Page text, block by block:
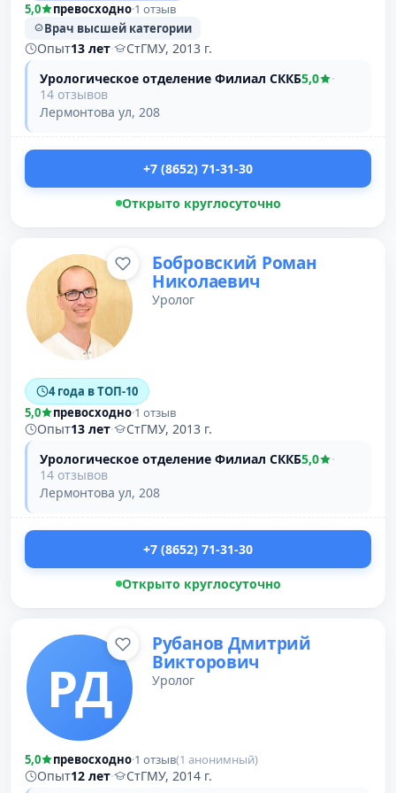
5,0 превосходно·1 отзыв
Врач высшей категории
Опыт13 лет·
СтГМУ, 2013 г.
Урологическое отделение Филиал СККБ5,0
·
14 отзывов
Лермонтова ул, 208
+7 (8652) 71-31-30
Открыто круглосуточно
Бобровский Роман
Николаевич
Уролог
4 года в ТОП-10
5,0
превосходно·1 отзыв
Опыт13 лет·
СтГМУ, 2013 г.
Урологическое отделение Филиал СККБ5,0
·
14 отзывов
Лермонтова ул, 208
+7 (8652) 71-31-30
Открыто круглосуточно
РД
Рубанов Дмитрий
Викторович
Уролог
5,0 превосходно·1 отзыв(1 анонимный)
Опыт12 лет· СтГМУ, 2014 г.